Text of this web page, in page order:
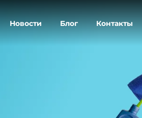
Новости Блог Контакты